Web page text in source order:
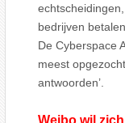
bedrijven
De Cyberspace
meest
antwoorden’.
Weibo wil